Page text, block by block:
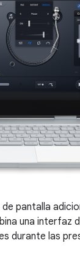
pantalla
una
durante las